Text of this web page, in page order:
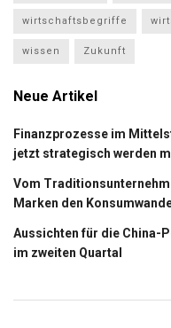
wirtschaftsbegriffe
wissen Zukunft
Neue Artikel
Finanzprozesse im
jetzt strategisch werden
Vom
Marken den
Aussichten für die China-
im zweiten Quartal